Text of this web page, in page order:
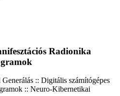
Radionika
:: Digitális számítógépes
:: Neuro-Kibernetikai